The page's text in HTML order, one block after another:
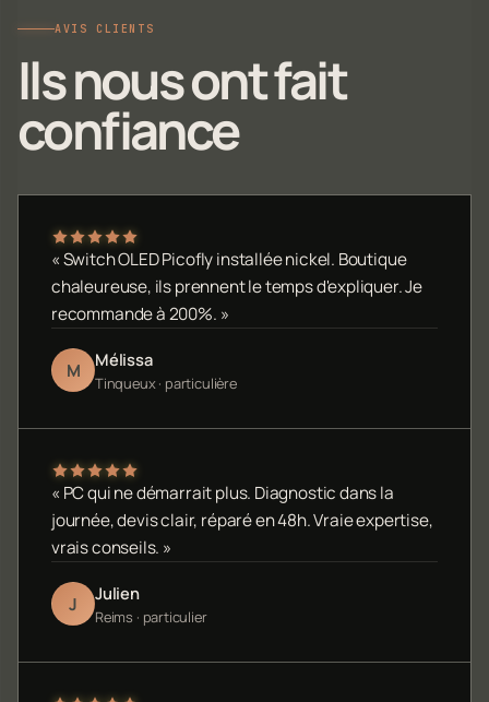
AVIS CLIENTS
Ils nous ont fait
confiance
« Switch OLED Picofly installée nickel. Boutique
chaleureuse, ils prennent le temps d'expliquer. Je
recommande à 200%. »
M Mélissa
Tinqueux · particulière
« PC qui ne démarrait plus. Diagnostic dans la
journée, devis clair, réparé en 48h. Vraie expertise,
vrais conseils. »
J Julien
Reims · particulier